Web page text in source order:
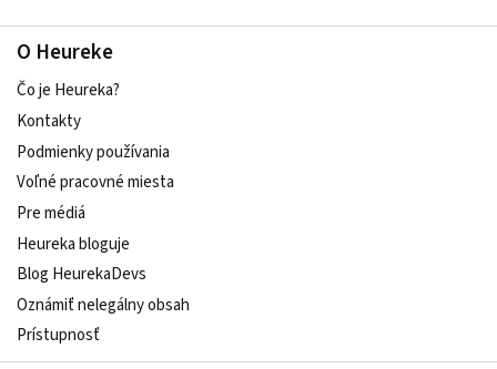
O Heureke
Čo je Heureka?
Kontakty
Podmienky používania
Voľné pracovné miesta
Pre médiá
Heureka bloguje
Blog HeurekaDevs
Oznámiť nelegálny obsah
Prístupnosť